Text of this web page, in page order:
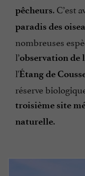
pêcheurs. C’est
paradis des
nombreuses
l’observation de
l'Étang de
réserve
troisième site
naturelle.